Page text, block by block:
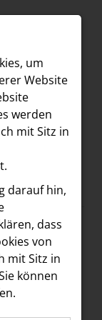
um
Website
werden
mit Sitz in
darauf hin,
dass
von
mit Sitz in
können